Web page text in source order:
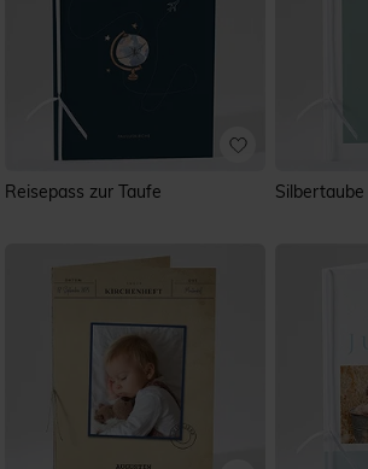
Reisepass zur Taufe Silbertaube